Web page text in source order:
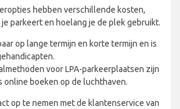
hebben verschillende kosten,
parkeert en hoelang je de plek gebruikt.
op lange termijn en korte termijn en is
voor LPA-parkeerplaatsen zijn
online boeken op de luchthaven.
op te nemen met de klantenservice van